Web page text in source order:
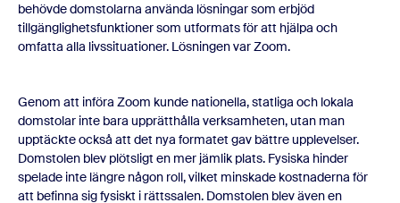
behövde domstolarna använda lösningar som erbjöd
tillgänglighetsfunktioner som utformats för att hjälpa och
omfatta alla livssituationer. Lösningen var Zoom.
Genom att införa Zoom kunde nationella, statliga och lokala
domstolar inte bara upprätthålla verksamheten, utan man
upptäckte också att det nya formatet gav bättre upplevelser.
Domstolen blev plötsligt en mer jämlik plats. Fysiska hinder
spelade inte längre någon roll, vilket minskade kostnaderna för
att befinna sig fysiskt i rättssalen. Domstolen blev även en